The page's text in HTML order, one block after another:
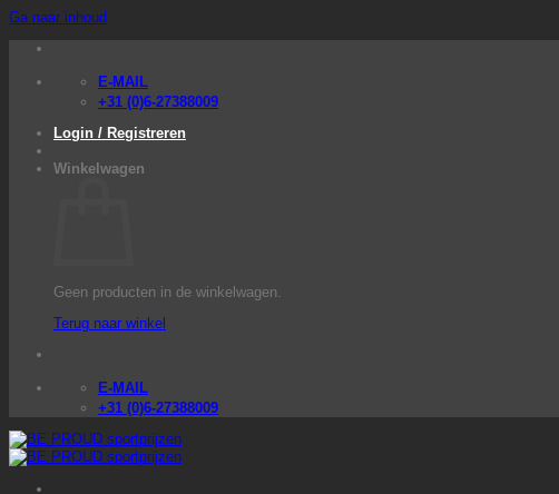
Ga naar inhoud
E-MAIL
+31 (0)6-27388009
Login / Registreren
Winkelwagen
Geen producten in de winkelwagen.
Terug naar winkel
E-MAIL
+31 (0)6-27388009